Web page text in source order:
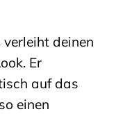
deinen
Er
auf das
einen